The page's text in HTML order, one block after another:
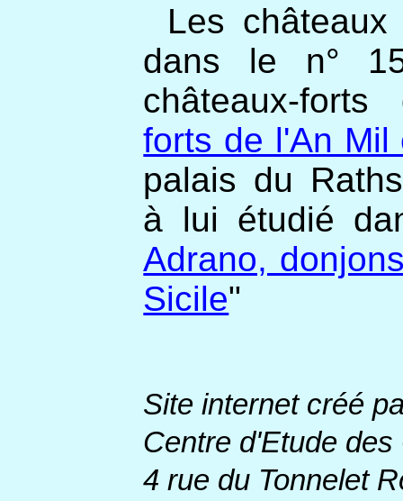
Les
dans le n°
châteaux-
forts de l'An Mil
palais du
à lui étudié
Adrano,
Sicile"
Site internet créé
Centre d'Etude
4 rue du Tonnelet